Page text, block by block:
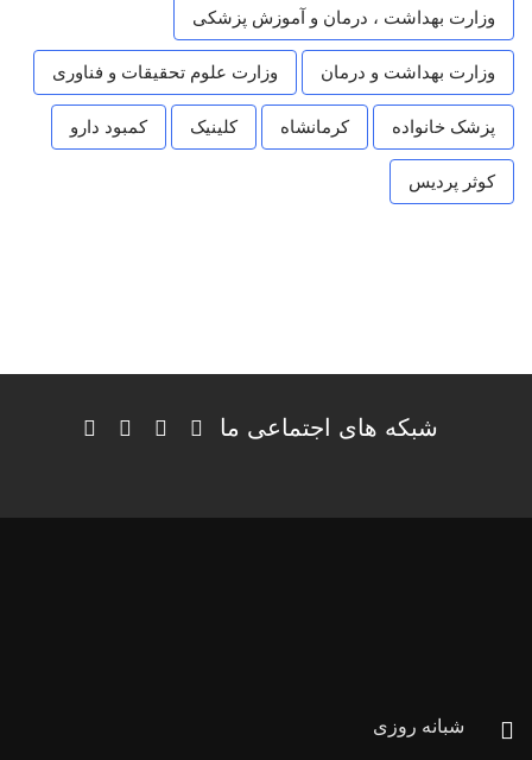
وزارت بهداشت ، درمان و آموزش پزشکی
وزارت بهداشت و درمان وزارت علوم تحقیقات و فناوری
پزشک خانواده کرمانشاه کلینیک کمبود دارو
کوثر پردیس
شبکه های اجتماعی ما
شبانه روزی